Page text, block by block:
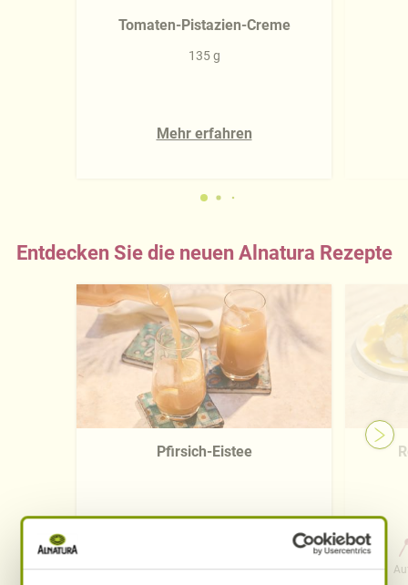
Tomaten-Pistazien-Creme
135 g
Mehr erfahren
Entdecken Sie die neuen Alnatura Rezepte
Pfirsich-Eistee
Aufwand
0 Std. 15 Min.
Gesamtzeit